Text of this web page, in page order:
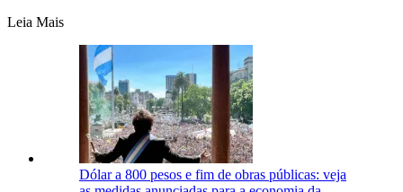
Leia Mais
Dólar a 800 pesos e fim de obras públicas: veja